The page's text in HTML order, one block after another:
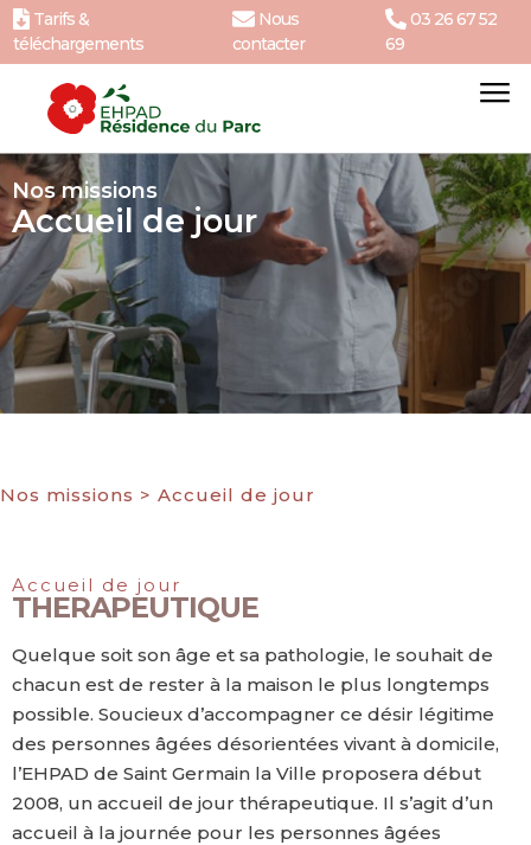
Tarifs &
téléchargements
Nous
contacter
03 26 67 52
69
Nos missions
Accueil de jour
Nos missions > Accueil de jour
Accueil de jour
THERAPEUTIQUE
Quelque soit son âge et sa pathologie, le souhait de
chacun est de rester à la maison le plus longtemps
possible. Soucieux d’accompagner ce désir légitime
des personnes âgées désorientées vivant à domicile,
l’EHPAD de Saint Germain la Ville proposera début
2008, un accueil de jour thérapeutique. Il s’agit d’un
accueil à la journée pour les personnes âgées